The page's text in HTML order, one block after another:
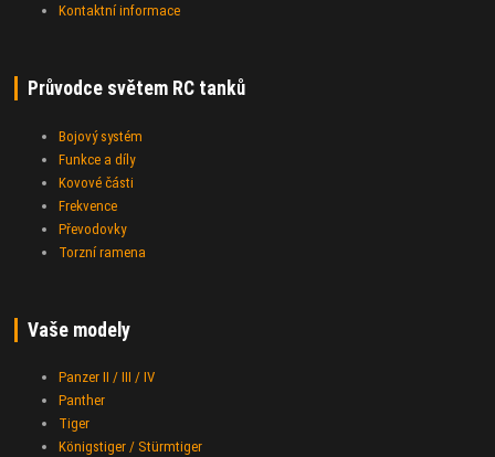
Kontaktní informace
Průvodce světem RC tanků
Bojový systém
Funkce a díly
Kovové části
Frekvence
Převodovky
Torzní ramena
Vaše modely
Panzer II / III / IV
Panther
Tiger
Königstiger / Stürmtiger